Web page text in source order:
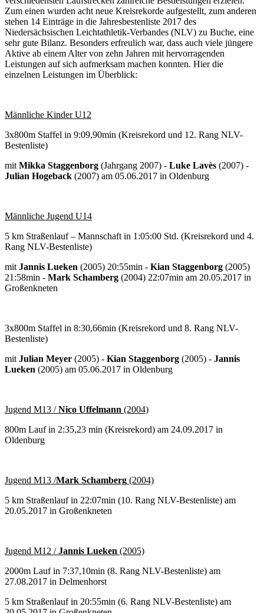
Zum einen wurden acht neue Kreisrekorde aufgestellt, zum anderen
stehen 14 Einträge in die Jahresbestenliste 2017 des
Niedersächsischen Leichtathletik-Verbandes (NLV) zu Buche, eine
sehr gute Bilanz. Besonders erfreulich war, dass auch viele jüngere
Aktive ab einem Alter von zehn Jahren mit hervorragenden
Leistungen auf sich aufmerksam machen konnten. Hier die
einzelnen Leistungen im Überblick:
Männliche Kinder U12
3x800m Staffel in 9:09,90min (Kreisrekord und 12. Rang NLV-
Bestenliste)
mit Mikka Staggenborg (Jahrgang 2007) - Luke Lavès (2007) -
Julian Hogeback (2007) am 05.06.2017 in Oldenburg
Männliche Jugend U14
5 km Straßenlauf – Mannschaft in 1:05:00 Std. (Kreisrekord und 4.
Rang NLV-Bestenliste)
mit Jannis Lueken (2005) 20:55min - Kian Staggenborg (2005)
21:58min - Mark Schamberg (2004) 22:07min am 20.05.2017 in
Großenkneten
3x800m Staffel in 8:30,66min (Kreisrekord und 8. Rang NLV-
Bestenliste)
mit Julian Meyer (2005) - Kian Staggenborg (2005) - Jannis
Lueken (2005) am 05.06.2017 in Oldenburg
Jugend M13 /Nico Uffelmann (2004)
800m Lauf in 2:35,23 min (Kreisrekord) am 24.09.2017 in
Oldenburg
Jugend M13 /Mark Schamberg (2004)
5 km Straßenlauf in 22:07min (10. Rang NLV-Bestenliste) am
20.05.2017 in Großenkneten
Jugend M12 /Jannis Lueken (2005)
2000m Lauf in 7:37,10min (8. Rang NLV-Bestenliste) am
27.08.2017 in Delmenhorst
5 km Straßenlauf in 20:55min (6. Rang NLV-Bestenliste) am